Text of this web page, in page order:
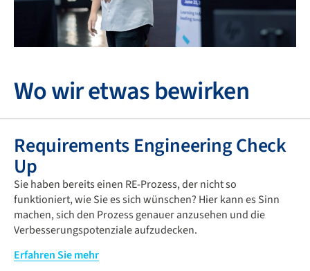
Wo wir etwas bewirken
Requirements Engineering Check
Up
Sie haben bereits einen RE-Prozess, der nicht so
funktioniert, wie Sie es sich wünschen? Hier kann es Sinn
machen, sich den Prozess genauer anzusehen und die
Verbesserungspotenziale aufzudecken.
Wenn Sie mit ständigen Änderungen des RE-Prozesses
Erfahren Sie mehr